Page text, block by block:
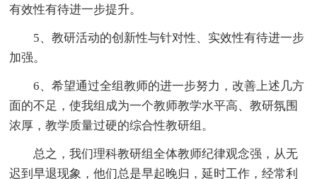
有效性有待进一步提升。
5、教研活动的创新性与针对性、实效性有待进一步
加强。
6、希望通过全组教师的进一步努力，改善上述几方
面的不足，使我组成为一个教师教学水平高、教研氛围
浓厚，教学质量过硬的综合性教研组。
总之，我们理科教研组全体教师纪律观念强，从无
迟到早退现象，他们总是早起晚归，延时工作，经常利